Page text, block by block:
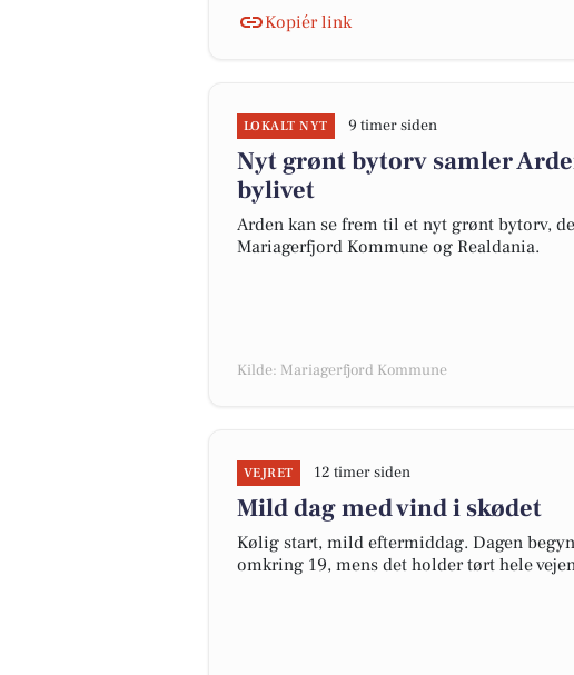
Kopiér link
LOKALT NYT 9 timer siden
Nyt grønt bytorv samler
bylivet
Arden kan se frem til et nyt grønt bytorv,
Mariagerfjord Kommune og Realdania.
Kilde: Mariagerfjord Kommune
VEJRET 12 timer siden
Mild dag med vind i skødet
Kølig start, mild eftermiddag. Dagen
omkring 19, mens det holder tørt hele